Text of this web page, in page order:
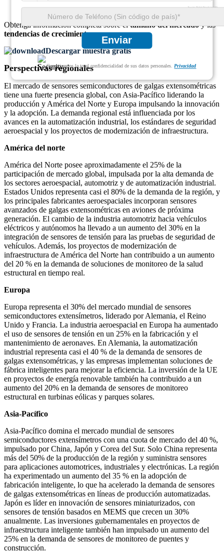
Enviar
Garantizamos la total confidencialidad de sus datos personales. Privacidad
Obtenga información completa sobre eltamaño del mercadoy las
tendencias de crecimiento
Descargar muestra gratis
Perspectivas regionales
El mercado de sensores semiconductores de galgas extensométricas
tiene una fuerte presencia global, con Asia-Pacífico liderando la
producción y América del Norte y Europa impulsando la innovación
y la adopción. La demanda regional está influenciada por los
avances en la automatización industrial, los estándares de seguridad
aeroespacial y los proyectos de modernización de infraestructura.
América del norte
América del Norte posee aproximadamente el 25% de la
participación de mercado global, impulsada por la alta demanda de
los sectores aeroespacial, automotriz y de automatización industrial.
Estados Unidos representa casi el 80% de la demanda de la región, y
los principales fabricantes aeroespaciales incorporan sensores
avanzados de galgas extensométricas en aviones de próxima
generación. El cambio de la industria automotriz hacia vehículos
eléctricos y autónomos ha llevado a un aumento del 30% en la
integración de sensores de tensión para las pruebas de seguridad de
vehículos. Además, los proyectos de modernización de
infraestructura de América del Norte han contribuido a un aumento
del 20 % en la demanda de soluciones de monitoreo de la salud
estructural en tiempo real.
Europa
Europa representa el 30% del mercado mundial de sensores
semiconductores extensímetros, liderado por Alemania, el Reino
Unido y Francia. La industria aeroespacial en Europa ha aumentado
el uso de sensores de tensión en un 25% en la fabricación y el
mantenimiento de aeronaves. En Alemania, la automatización
industrial representa casi el 40 % de la demanda de sensores de
galgas extensométricas, y las empresas implementan soluciones de
fábrica inteligentes para mejorar la eficiencia. La inversión de la UE
en proyectos de energía renovable también ha contribuido a un
aumento del 20% en la demanda de sensores de monitoreo
estructural en turbinas eólicas y parques solares.
Asia-Pacífico
Asia-Pacífico domina el mercado mundial de sensores
semiconductores extensímetros con una cuota de mercado del 40 %,
impulsado por China, Japón y Corea del Sur. Solo China representa
más del 50% de la producción de la región y suministra sensores
para aplicaciones automotrices, industriales y electrónicas. La región
ha experimentado un aumento del 35 % en la adopción de
fabricación inteligente, lo que ha acelerado la demanda de sensores
de galgas extensométricas en líneas de producción automatizadas.
Japón es líder en innovación de sensores miniaturizados, con
sensores de tensión basados ​​en MEMS que crecen un 30%
anualmente. Las inversiones gubernamentales en proyectos de
infraestructura inteligente también han impulsado un aumento del
25% en la demanda de sensores de monitoreo de puentes y
construcción.